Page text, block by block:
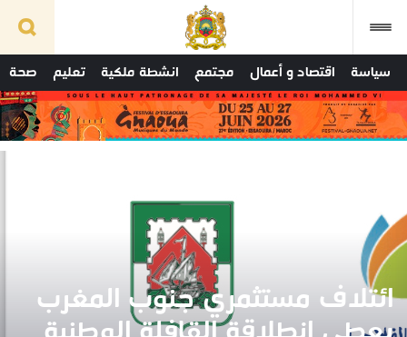
سياسة اقتصاد و أعمال مجتمع انشطة ملكية تعليم صحة
ائتلاف مستثمري جنوب المغرب